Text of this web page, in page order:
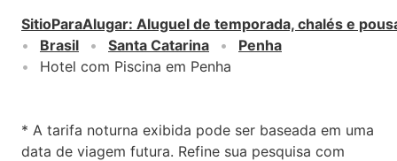
SitioParaAlugar: Aluguel de temporada, chalés e
Brasil
Santa Catarina
Penha
Hotel com Piscina em Penha
* A tarifa noturna exibida pode ser baseada em uma
data de viagem futura. Refine sua pesquisa com